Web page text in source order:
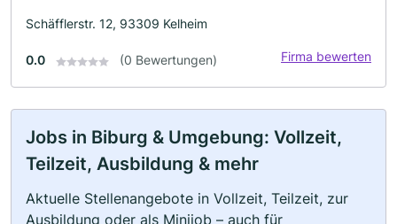
Schäfflerstr. 12, 93309 Kelheim
0.0 (0 Bewertungen) Firma bewerten
Jobs in Biburg & Umgebung: Vollzeit,
Teilzeit, Ausbildung & mehr
Aktuelle Stellenangebote in Vollzeit, Teilzeit, zur
Ausbildung oder als Minijob – auch für